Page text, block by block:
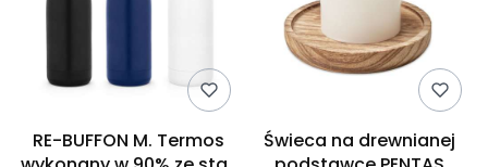
RE-BUFFON M. Termos
Świeca na drewnianej